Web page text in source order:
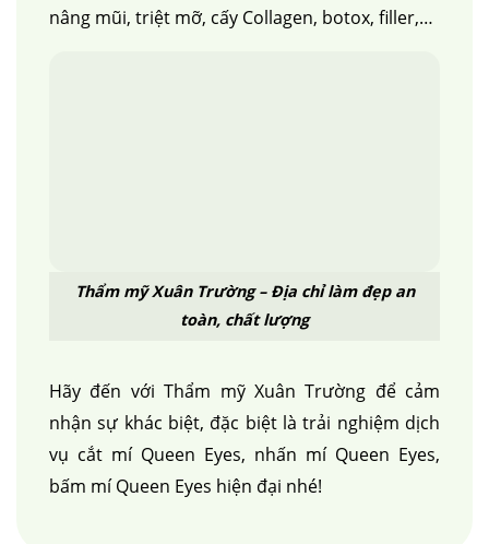
nâng mũi, triệt mỡ, cấy Collagen, botox, filler,…
Thẩm mỹ Xuân Trường – Địa chỉ làm đẹp an
toàn, chất lượng
Hãy đến với Thẩm mỹ Xuân Trường để cảm
nhận sự khác biệt, đặc biệt là trải nghiệm dịch
vụ cắt mí Queen Eyes, nhấn mí Queen Eyes,
bấm mí Queen Eyes hiện đại nhé!